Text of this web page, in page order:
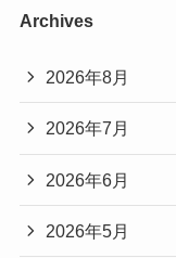
Archives
2026年8月
2026年7月
2026年6月
2026年5月